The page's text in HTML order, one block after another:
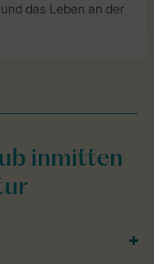
das Leben an der
inmitten